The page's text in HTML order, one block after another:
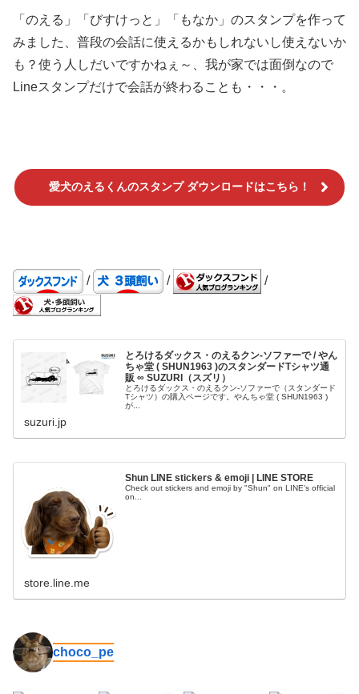
「のえる」「びすけっと」「もなか」のスタンプを作って
みました、普段の会話に使えるかもしれないし使えないか
も？使う人しだいですかねぇ～、我が家では面倒なので
Lineスタンプだけで会話が終わることも・・・。
愛犬のえるくんのスタンプ ダウンロードはこちら！
/ / /
とろけるダックス・のえるクン-ソファーで / やん
ちゃ堂 ( SHUN1963 )のスタンダードTシャツ通
販 ∞ SUZURI（スズリ）
とろけるダックス・のえるクン-ソファーで（スタンダード
Tシャツ）の購入ページです。やんちゃ堂 ( SHUN1963 )
が...
suzuri.jp
Shun LINE stickers & emoji | LINE STORE
Check out stickers and emoji by "Shun" on LINE's official
on...
store.line.me
choco_pe